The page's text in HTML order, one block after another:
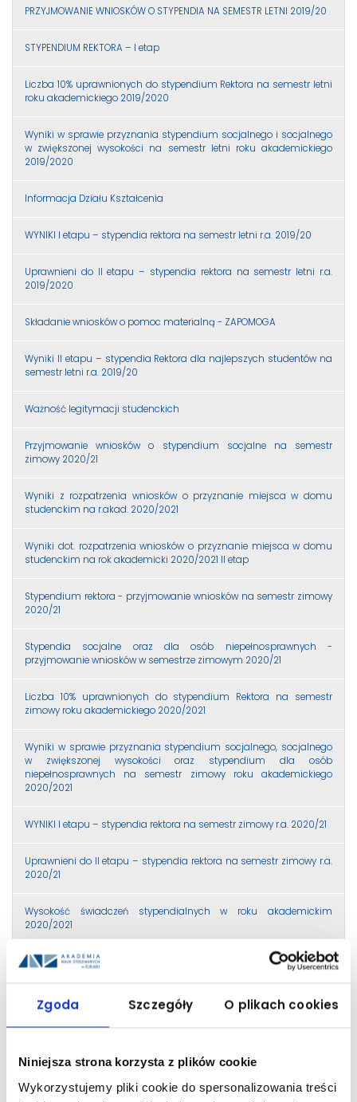
Zgoda Szczegóły O plikach cookies
Niniejsza strona korzysta z plików cookie
Wykorzystujemy pliki cookie do spersonalizowania treści
PRZYJMOWANIE WNIOSKÓW O STYPENDIA NA SEMESTR LETNI 2019/20
STYPENDIUM REKTORA – I etap
Liczba 10% uprawnionych do stypendium Rektora na semestr letni
roku akademickiego 2019/2020
Wyniki w sprawie przyznania stypendium socjalnego i socjalnego
w zwiększonej wysokości na semestr letni roku akademickiego
2019/2020
Informacja Działu Kształcenia
WYNIKI I etapu – stypendia rektora na semestr letni r.a. 2019/20
Uprawnieni do II etapu – stypendia rektora na semestr letni r.a.
2019/2020
Składanie wniosków o pomoc materialną - ZAPOMOGA
Wyniki II etapu – stypendia Rektora dla najlepszych studentów na
semestr letni r.a. 2019/20
Ważność legitymacji studenckich
Przyjmowanie wniosków o stypendium socjalne na semestr
zimowy 2020/21
Wyniki z rozpatrzenia wniosków o przyznanie miejsca w domu
studenckim na r.akad. 2020/2021
Wyniki dot. rozpatrzenia wniosków o przyznanie miejsca w domu
studenckim na rok akademicki 2020/2021 II etap
Stypendium rektora - przyjmowanie wniosków na semestr zimowy
2020/21
Stypendia socjalne oraz dla osób niepełnosprawnych -
przyjmowanie wniosków w semestrze zimowym 2020/21
Liczba 10% uprawnionych do stypendium Rektora na semestr
zimowy roku akademickiego 2020/2021
Wyniki w sprawie przyznania stypendium socjalnego, socjalnego
w zwiększonej wysokości oraz stypendium dla osób
niepełnosprawnych na semestr zimowy roku akademickiego
2020/2021
WYNIKI I etapu – stypendia rektora na semestr zimowy r.a. 2020/21
Uprawnieni do II etapu – stypendia rektora na semestr zimowy r.a.
2020/21
Wysokość świadczeń stypendialnych w roku akademickim
2020/2021
Wyniki II etapu – stypendia Rektora dla najlepszych studentów na
Wyniki w sprawie przyznania stypendium socjalnego na semestr
zimowy roku akademickiego 2020/2021
Studencie! 10 marca 2021 mija termin składania wniosków o